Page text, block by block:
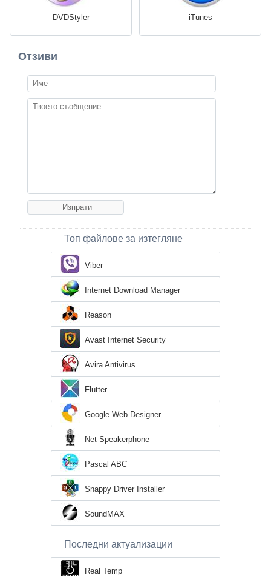
DVDStyler iTunes
Отзиви
Топ файлове за изтегляне
Viber
Internet Download Manager
Reason
Avast Internet Security
Avira Antivirus
Flutter
Google Web Designer
Net Speakerphone
Pascal ABC
Snappy Driver Installer
SoundMAX
Последни актуализации
Real Temp